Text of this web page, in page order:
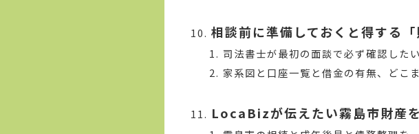
相談前に準備しておくと得する
司法書士が最初の面談で必ず確認した
家系図と口座一覧と借金の有無、どこ
LocaBizが伝えたい霧島市財産